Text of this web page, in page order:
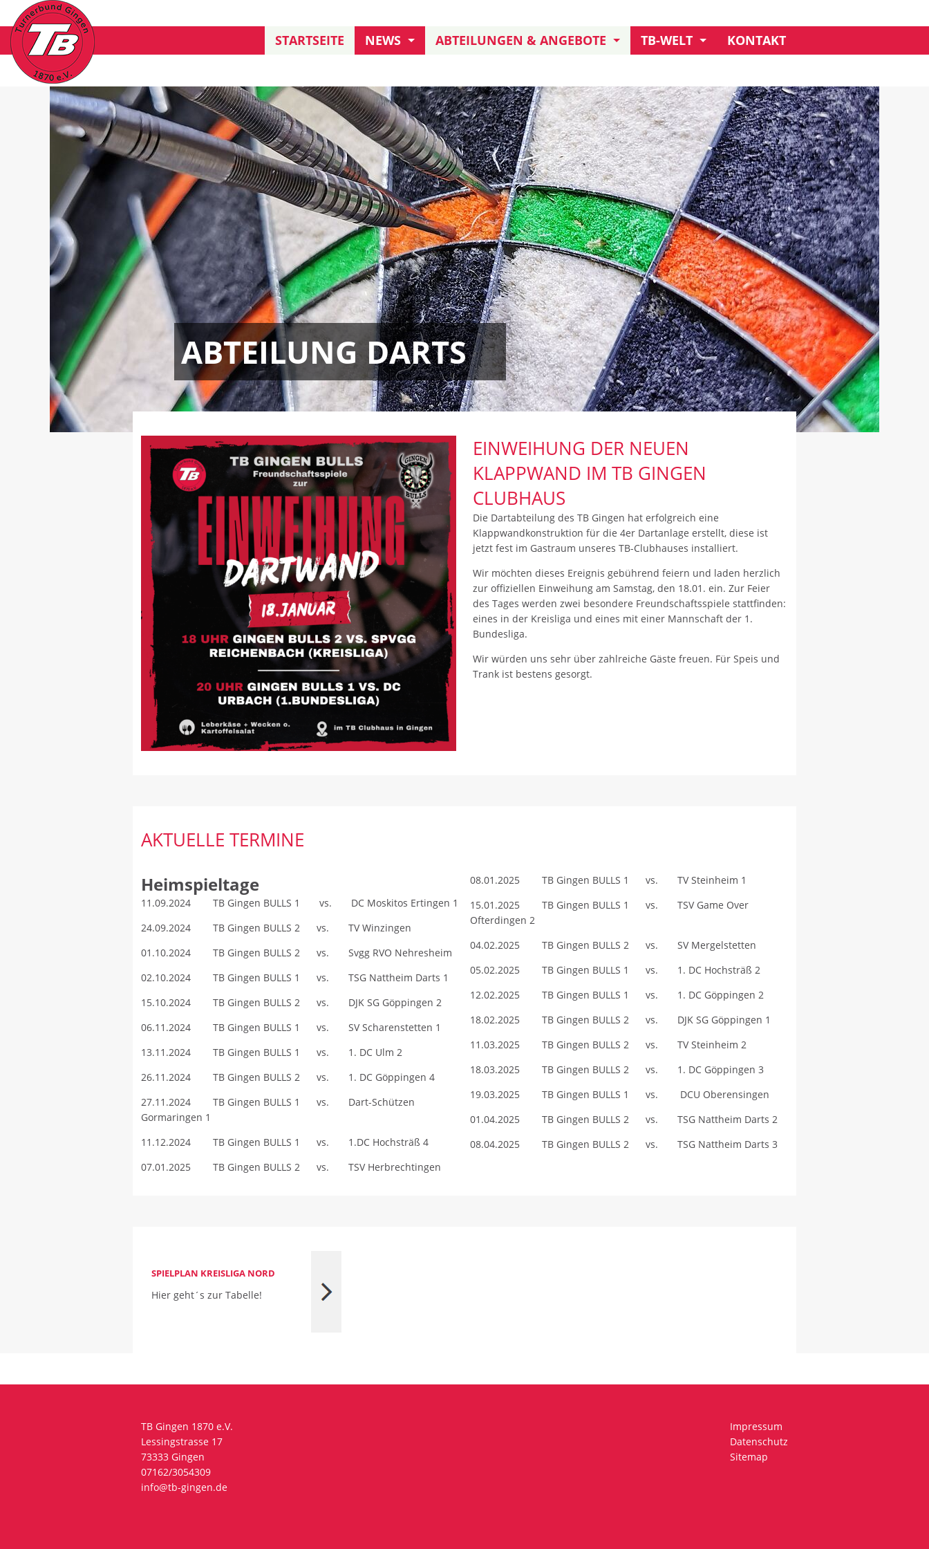
STARTSEITE
NEWS
TERMINE UND AKTIONEN
FREIWILLIGENDIENST
TB IN ERITREA
ABTEILUNGEN & ANGEBOTE
KLETTERN
DARTS
HANDBALL AKTIVE
HANDBALL JUGEND
BOULE
FUSSBALL
TURNEN
TB-WELT
GESCHÄFTSSTELLE
MITGLIEDSCHAFT
IMPRESSIONEN
VORSTAND
CLUBHAUS
KONTAKT
ABTEILUNG DARTS
EINWEIHUNG DER NEUEN
KLAPPWAND IM TB GINGEN
CLUBHAUS
Die Dartabteilung des TB Gingen hat erfolgreich eine
Klappwandkonstruktion für die 4er Dartanlage erstellt, diese ist
jetzt fest im Gastraum unseres TB-Clubhauses installiert.
Wir möchten dieses Ereignis gebührend feiern und laden herzlich
zur offiziellen Einweihung am Samstag, den 18.01. ein. Zur Feier
des Tages werden zwei besondere Freundschaftsspiele stattfinden:
eines in der Kreisliga und eines mit einer Mannschaft der 1.
Bundesliga.
Wir würden uns sehr über zahlreiche Gäste freuen. Für Speis und
Trank ist bestens gesorgt.
AKTUELLE TERMINE
Heimspieltage
11.09.2024 TB Gingen BULLS 1 vs. DC Moskitos Ertingen 1
24.09.2024 TB Gingen BULLS 2 vs. TV Winzingen
01.10.2024 TB Gingen BULLS 2 vs. Svgg RVO Nehresheim
02.10.2024 TB Gingen BULLS 1 vs. TSG Nattheim Darts 1
15.10.2024 TB Gingen BULLS 2 vs. DJK SG Göppingen 2
06.11.2024 TB Gingen BULLS 1 vs. SV Scharenstetten 1
13.11.2024 TB Gingen BULLS 1 vs. 1. DC Ulm 2
26.11.2024 TB Gingen BULLS 2 vs. 1. DC Göppingen 4
27.11.2024 TB Gingen BULLS 1 vs. Dart-Schützen
Gormaringen 1
11.12.2024 TB Gingen BULLS 1 vs. 1.DC Hochsträß 4
07.01.2025 TB Gingen BULLS 2 vs. TSV Herbrechtingen
08.01.2025 TB Gingen BULLS 1 vs. TV Steinheim 1
15.01.2025 TB Gingen BULLS 1 vs. TSV Game Over
Ofterdingen 2
04.02.2025 TB Gingen BULLS 2 vs. SV Mergelstetten
05.02.2025 TB Gingen BULLS 1 vs. 1. DC Hochsträß 2
12.02.2025 TB Gingen BULLS 1 vs. 1. DC Göppingen 2
18.02.2025 TB Gingen BULLS 2 vs. DJK SG Göppingen 1
11.03.2025 TB Gingen BULLS 2 vs. TV Steinheim 2
18.03.2025 TB Gingen BULLS 2 vs. 1. DC Göppingen 3
19.03.2025 TB Gingen BULLS 1 vs. DCU Oberensingen
01.04.2025 TB Gingen BULLS 2 vs. TSG Nattheim Darts 2
08.04.2025 TB Gingen BULLS 2 vs. TSG Nattheim Darts 3
SPIELPLAN KREISLIGA NORD
Hier geht´s zur Tabelle!
TB Gingen 1870 e.V.
Lessingstrasse 17
73333 Gingen
07162/3054309
info@tb-gingen.de
Impressum
Datenschutz
Sitemap